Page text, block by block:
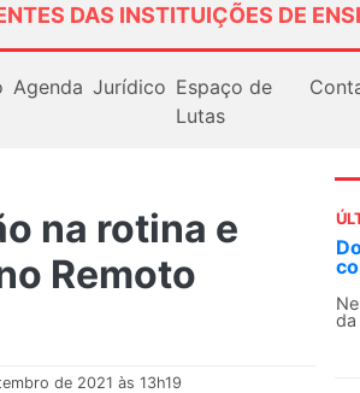
DAS INSTITUIÇÕES DE
Agenda Jurídico Espaço de
Lutas
na rotina e
Remoto
de 2021 às 13h19
O